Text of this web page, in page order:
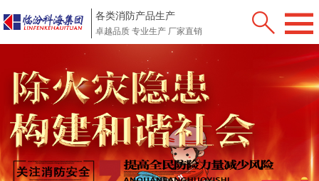
各类消防产品生产
卓越品质 专业生产 厂家直销